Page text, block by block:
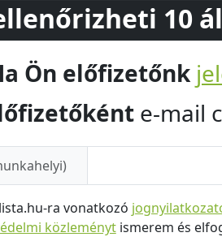
10
Ön előfizetőnk
e-mail
ra vonatkozó
közleménytismerem és